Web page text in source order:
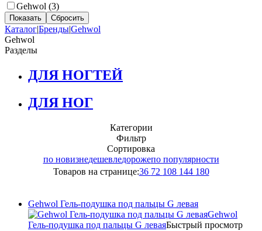
Gehwol (3)
Каталог|Бренды|Gehwol
Gehwol
Разделы
ДЛЯ НОГТЕЙ
ДЛЯ НОГ
Категории
Фильтр
Сортировка
по новизнедешевледорожепо популярности
Товаров на странице:36 72 108 144 180
Gehwol Гель-подушка под пальцы G левая
Gehwol
Гель-подушка под пальцы G леваяБыстрый просмотр